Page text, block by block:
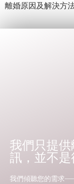
離婚原因及解決方法
我們只提
訊，並不是
我們傾聽您的需求